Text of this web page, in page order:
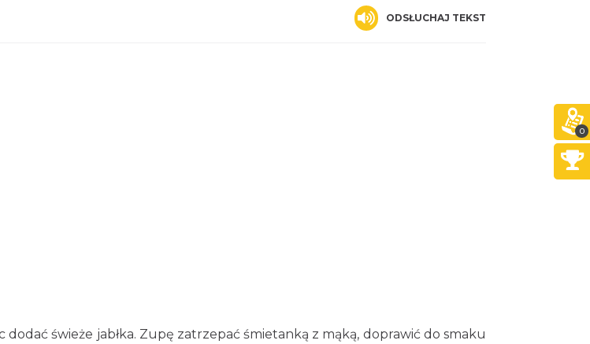
ODSŁUCHAJ TEKST
świeże jabłka. Zupę zatrzepać śmietanką z mąką, doprawić do smaku
0